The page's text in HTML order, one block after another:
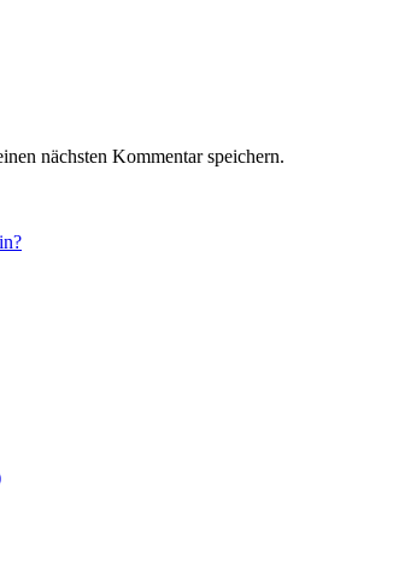
nächsten Kommentar speichern.